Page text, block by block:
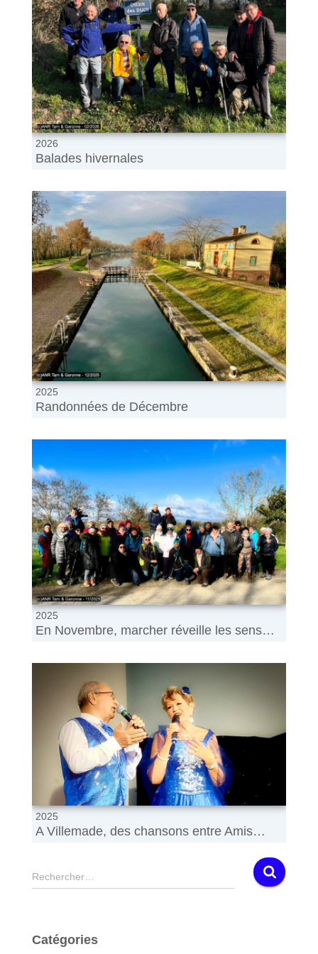
2026
Balades hivernales
2025
Randonnées de Décembre
2025
En Novembre, marcher réveille les sens…
2025
A Villemade, des chansons entre Amis…
R
r
Rechercher…
Catégories